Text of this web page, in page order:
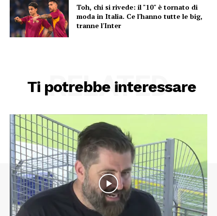
Toh, chi si rivede: il "10" è tornato di
moda in Italia. Ce l'hanno tutte le big,
tranne l'Inter
Ti potrebbe interessare
RELATED